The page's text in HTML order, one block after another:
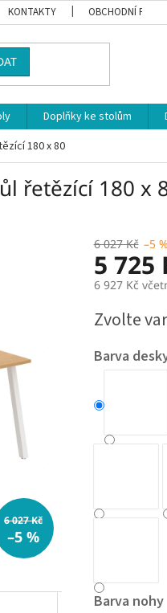
KONTAKTY OBCHODNÍ
Doplňky ke stolům
180 x 80
řetězící 180 x
6 027 Kč
–5 %
6 027 Kč –5 %
5 725
6 927 Kč
cena:
Zvolte
Barva
Barva nohy